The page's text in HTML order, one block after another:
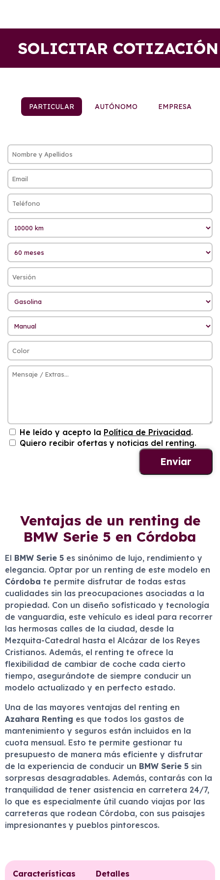
SOLICITAR COTIZACIÓN
PARTICULAR AUTÓNOMO EMPRESA
He leído y acepto la Política de Privacidad.
Quiero recibir ofertas y noticias del renting.
Ventajas de un renting de
BMW Serie 5 en Córdoba
El BMW Serie 5 es sinónimo de lujo, rendimiento y
elegancia. Optar por un renting de este modelo en
Córdoba te permite disfrutar de todas estas
cualidades sin las preocupaciones asociadas a la
propiedad. Con un diseño sofisticado y tecnología
de vanguardia, este vehículo es ideal para recorrer
las hermosas calles de la ciudad, desde la
Mezquita-Catedral hasta el Alcázar de los Reyes
Cristianos. Además, el renting te ofrece la
flexibilidad de cambiar de coche cada cierto
tiempo, asegurándote de siempre conducir un
modelo actualizado y en perfecto estado.
Una de las mayores ventajas del renting en
Azahara Renting es que todos los gastos de
mantenimiento y seguros están incluidos en la
cuota mensual. Esto te permite gestionar tu
presupuesto de manera más eficiente y disfrutar
de la experiencia de conducir un BMW Serie 5 sin
sorpresas desagradables. Además, contarás con la
tranquilidad de tener asistencia en carretera 24/7,
lo que es especialmente útil cuando viajas por las
carreteras que rodean Córdoba, con sus paisajes
impresionantes y pueblos pintorescos.
Características Detalles